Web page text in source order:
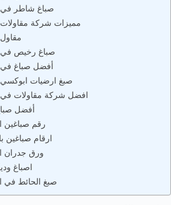
صباغ شاطر في
مميزات شركة
صباغ رخيص في
أفضل صباغ في
صبغ ارضيات
افضل شركة مقاولات في
أفضل
رقم صباغين
ارقام صباغين
ورق جدران
اصباغ
صبغ الحائط في